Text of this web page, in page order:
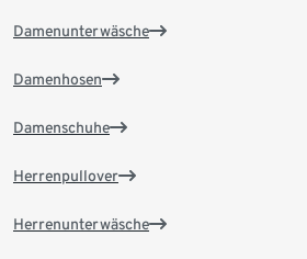
Damenunterwäsche
Damenhosen
Damenschuhe
Herrenpullover
Herrenunterwäsche